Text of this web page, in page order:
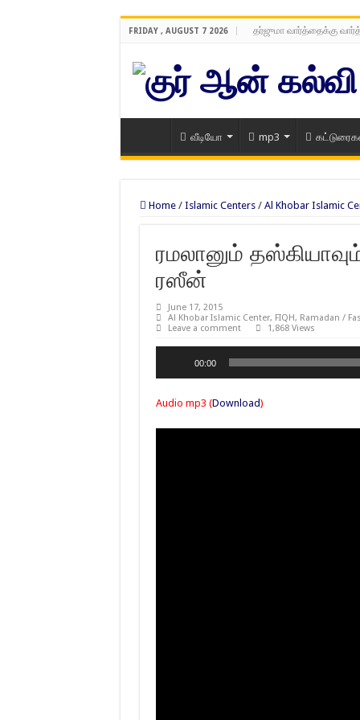
FRIDAY , AUGUST 7 2026 தர்ஜுமா வார்த்தைக்கு
வீடியோ mp3
Home / Islamic Centers / Al Khobar Islamic
ரமலானும்
ரஸீன்
June 17, 2015
Al Khobar Islamic Center, FIQH, Ramadan /
Leave a comment
1,868 Views
00:00
Audio mp3 (Download)